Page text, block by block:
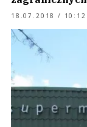
18.07.2018 / 10:12